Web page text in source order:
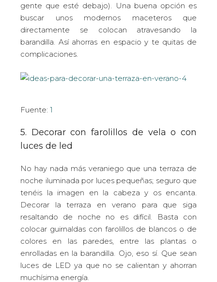
gente que esté debajo). Una buena opción es
buscar unos modernos maceteros que
directamente se colocan atravesando la
barandilla. Así ahorras en espacio y te quitas de
complicaciones.
Fuente: 1
5. Decorar con farolillos de vela o con
luces de led
No hay nada más veraniego que una terraza de
noche iluminada por luces pequeñas; seguro que
tenéis la imagen en la cabeza y os encanta.
Decorar la terraza en verano para que siga
resaltando de noche no es difícil. Basta con
colocar guirnaldas con farolillos de blancos o de
colores en las paredes, entre las plantas o
enrolladas en la barandilla. Ojo, eso sí. Que sean
luces de LED ya que no se calientan y ahorran
muchísima energía.